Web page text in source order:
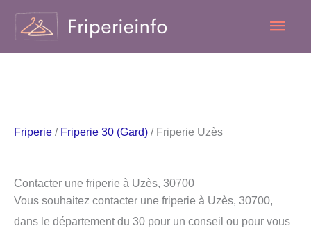
contenu
Friperie / Friperie 30 (Gard) / Friperie Uzès
Contacter une friperie à Uzès, 30700
Vous souhaitez contacter une friperie à Uzès, 30700,
dans le département du 30 pour un conseil ou pour vous